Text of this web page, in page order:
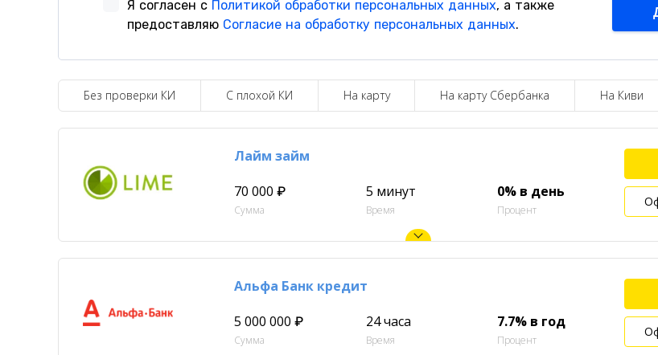
Без проверки КИ С плохой КИ На карту На карту Сбербанка На Киви
Лайм займ
70 000 ₽
Сумма
5 минут
Время
0% в день
Процент
Альфа Банк кредит
5 000 000 ₽
Сумма
24 часа
Время
7.7% в год
Процент